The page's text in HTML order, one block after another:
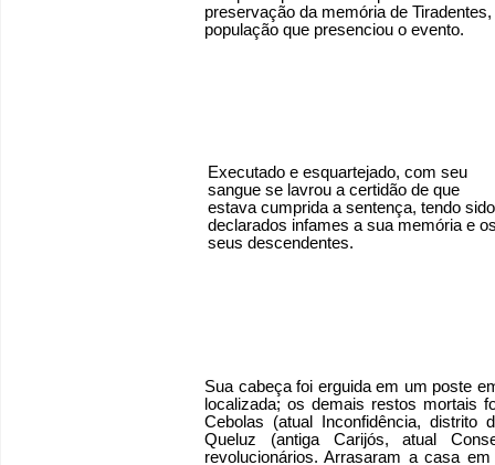
preservação da memória de
população que presenciou o evento.
Executado e esquartejado, com seu
sangue se lavrou a certidão de que
estava cumprida a sentença, tendo sido
declarados infames a sua memória e
seus descendentes.
Sua cabeça foi erguida em um poste
localizada; os demais restos mortais
Cebolas (atual Inconfidência, distrito
Queluz (antiga Carijós, atual
revolucionários. Arrasaram a casa